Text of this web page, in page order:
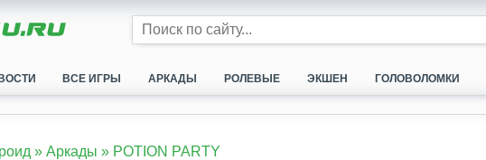
ВСЕ ИГРЫ АРКАДЫ РОЛЕВЫЕ ЭКШЕН ГОЛОВОЛОМКИ
» Аркады » POTION PARTY